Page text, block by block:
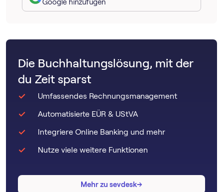
Google hinzufügen
Die Buchhaltungslösung, mit der
du Zeit sparst
Umfassendes Rechnungsmanagement
Automatisierte EÜR & UStVA
Integriere Online Banking und mehr
Nutze viele weitere Funktionen
Mehr zu sevdesk→
→